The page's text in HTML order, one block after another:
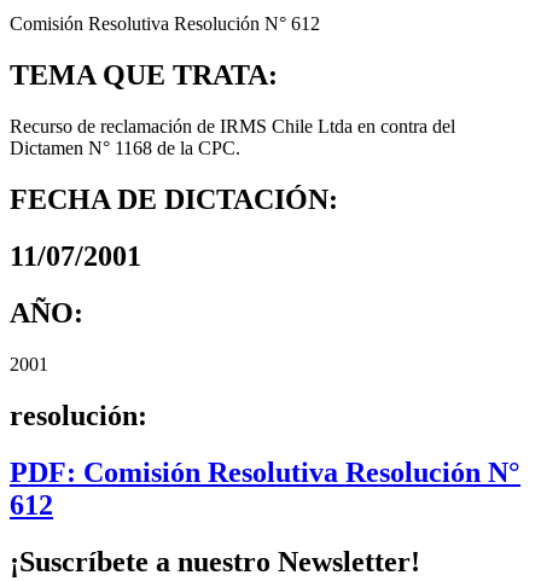
Comisión Resolutiva Resolución N° 612
TEMA QUE TRATA:
Recurso de reclamación de IRMS Chile Ltda en contra del
Dictamen N° 1168 de la CPC.
FECHA DE DICTACIÓN:
11/07/2001
AÑO:
2001
resolución:
PDF: Comisión Resolutiva Resolución N°
612
¡Suscríbete a nuestro Newsletter!